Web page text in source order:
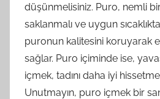
düşünmelisiniz. Puro, nemli
saklanmalı ve uygun
puronun kalitesini koruyarak
sağlar. Puro içiminde ise,
içmek, tadını daha iyi
Unutmayın, puro içmek bir